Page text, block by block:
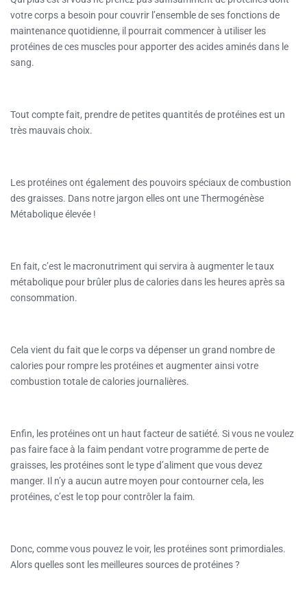
votre corps a besoin pour couvrir l’ensemble de ses fonctions de
maintenance quotidienne, il pourrait commencer à utiliser les
protéines de ces muscles pour apporter des acides aminés dans le
sang.
Tout compte fait, prendre de petites quantités de protéines est un
très mauvais choix.
Les protéines ont également des pouvoirs spéciaux de combustion
des graisses. Dans notre jargon elles ont une Thermogénèse
Métabolique élevée !
En fait, c’est le macronutriment qui servira à augmenter le taux
métabolique pour brûler plus de calories dans les heures après sa
consommation.
Cela vient du fait que le corps va dépenser un grand nombre de
calories pour rompre les protéines et augmenter ainsi votre
combustion totale de calories journalières.
Enfin, les protéines ont un haut facteur de satiété. Si vous ne voulez
pas faire face à la faim pendant votre programme de perte de
graisses, les protéines sont le type d’aliment que vous devez
manger. Il n’y a aucun autre moyen pour contourner cela, les
protéines, c’est le top pour contrôler la faim.
Donc, comme vous pouvez le voir, les protéines sont primordiales.
Alors quelles sont les meilleures sources de protéines ?